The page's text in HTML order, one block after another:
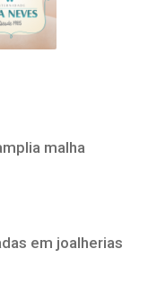
malha
em joalherias